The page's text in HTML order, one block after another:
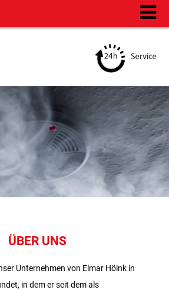
ÜBER UNS
Unternehmen von Elmar Höink in
in dem er seit dem als